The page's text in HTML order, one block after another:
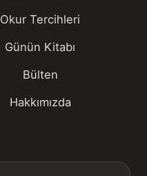
Okur Tercihleri
Günün Kitabı
Bülten
Hakkımızda